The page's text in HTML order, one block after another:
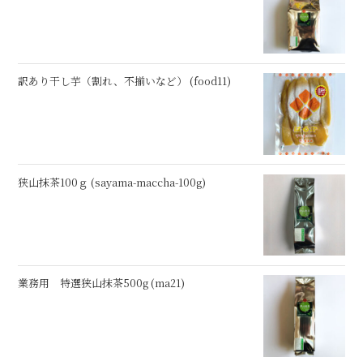
訳あり干し芋（割れ、不揃いなど） (food11)
狭山抹茶100ｇ (sayama-maccha-100g)
業務用 特選狭山抹茶500g (ma21)